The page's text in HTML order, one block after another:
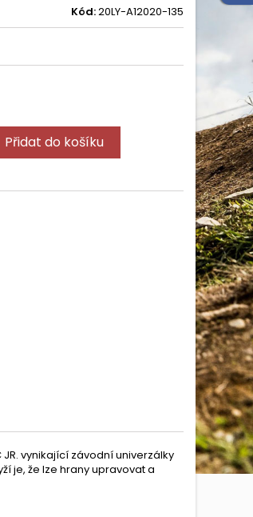
Kód:20LY-A12020-135
Přidat do košíku
vynikající závodní univerzálky
je, že lze hrany upravovat a